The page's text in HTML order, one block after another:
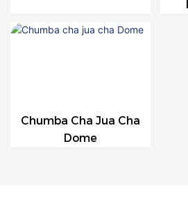
Chumba Cha Jua Cha
Dome